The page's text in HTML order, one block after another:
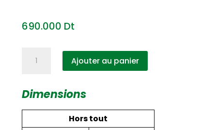
690.000 Dt
Ajouter au panier
Dimensions
Hors tout